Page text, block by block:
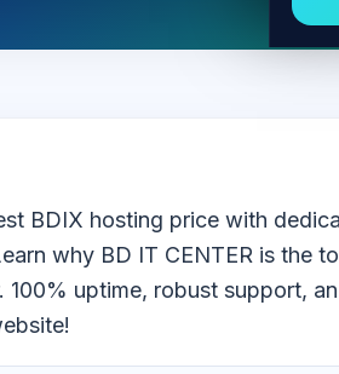
BDIX hosting price with
why BD IT CENTER is the
100% uptime, robust support,